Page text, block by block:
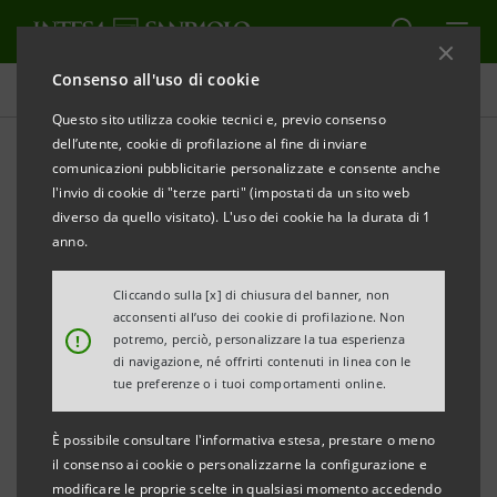
Consenso all'uso di cookie
Questo sito utilizza cookie tecnici e, previo consenso
dell’utente, cookie di profilazione al fine di inviare
comunicazioni pubblicitarie personalizzate e consente anche
l'invio di cookie di "terze parti" (impostati da un sito web
diverso da quello visitato). L'uso dei cookie ha la durata di 1
anno.
!
Cliccando sulla [x] di chiusura del banner, non
acconsenti all’uso dei cookie di profilazione. Non
potremo, perciò, personalizzare la tua esperienza
di navigazione, né offrirti contenuti in linea con le
tue preferenze o i tuoi comportamenti online.
È possibile consultare l'informativa estesa, prestare o meno
il consenso ai cookie o personalizzarne la configurazione e
modificare le proprie scelte in qualsiasi momento accedendo
Governance
Internal dealing
ALERT STAMPA AGGIORNA
Coloro che esercitano funzioni di amministrazione, di
controllo o di direzione (i Soggetti Rilevanti) in Intesa
Sanpaolo (la Società), nonché le Persone a loro
strettamente associate (le Persone strettamente
legate), devono notificare il compimento di operazioni